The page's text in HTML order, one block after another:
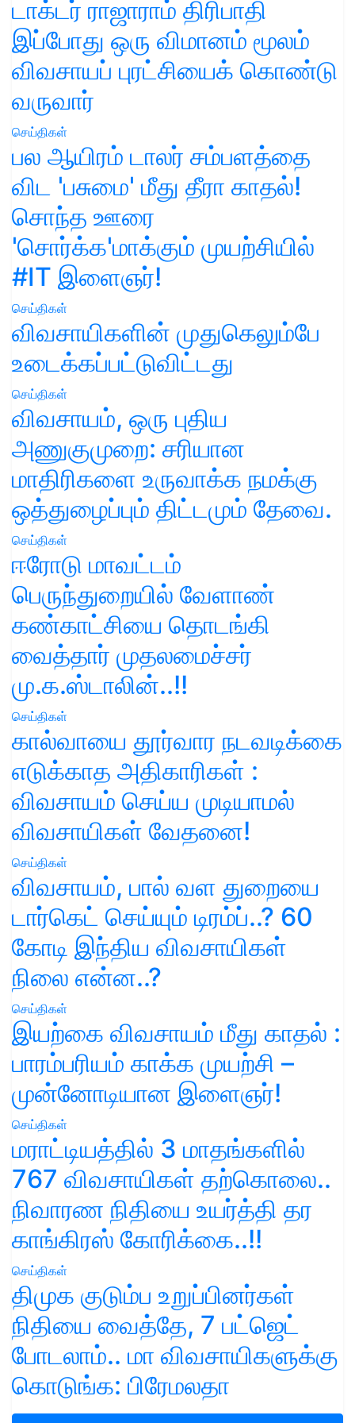
டாக்டர் ராஜாராம் திரிபாதி
இப்போது ஒரு விமானம் மூலம்
விவசாயப் புரட்சியைக் கொண்டு
வருவார்
செய்திகள்
பல ஆயிரம் டாலர் சம்பளத்தை
விட 'பசுமை' மீது தீரா காதல்!
சொந்த ஊரை
'சொர்க்க'மாக்கும் முயற்சியில்
#IT இளைஞர்!
செய்திகள்
விவசாயிகளின் முதுகெலும்பே
உடைக்கப்பட்டுவிட்டது
செய்திகள்
விவசாயம், ஒரு புதிய
அணுகுமுறை: சரியான
மாதிரிகளை உருவாக்க நமக்கு
ஒத்துழைப்பும் திட்டமும் தேவை.
செய்திகள்
ஈரோடு மாவட்டம்
பெருந்துறையில் வேளாண்
கண்காட்சியை தொடங்கி
வைத்தார் முதலமைச்சர்
மு.க.ஸ்டாலின்..!!
செய்திகள்
கால்வாயை தூர்வார நடவடிக்கை
எடுக்காத அதிகாரிகள் :
விவசாயம் செய்ய முடியாமல்
விவசாயிகள் வேதனை!
செய்திகள்
விவசாயம், பால் வள துறையை
டார்கெட் செய்யும் டிரம்ப்..? 60
கோடி இந்திய விவசாயிகள்
நிலை என்ன..?
செய்திகள்
இயற்கை விவசாயம் மீது காதல் :
பாரம்பரியம் காக்க முயற்சி –
முன்னோடியான இளைஞர்!
செய்திகள்
மராட்டியத்தில் 3 மாதங்களில்
767 விவசாயிகள் தற்கொலை..
நிவாரண நிதியை உயர்த்தி தர
காங்கிரஸ் கோரிக்கை..!!
செய்திகள்
திமுக குடும்ப உறுப்பினர்கள்
நிதியை வைத்தே, 7 பட்ஜெட்
போடலாம்.. மா விவசாயிகளுக்கு
கொடுங்க: பிரேமலதா